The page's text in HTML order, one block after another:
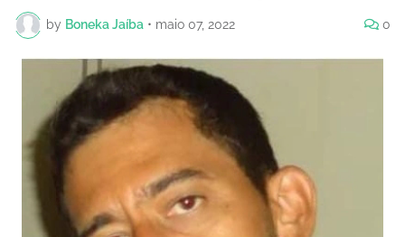
by Boneka Jaíba • maio 07, 2022 0